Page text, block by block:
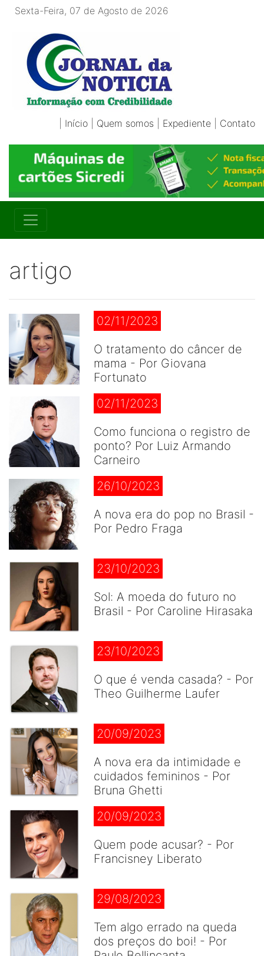
Sexta-Feira, 07 de Agosto de 2026
Início Quem somos Expediente Contato
artigo
02/11/2023
O tratamento do câncer de
mama - Por Giovana
Fortunato
02/11/2023
Como funciona o registro de
ponto? Por Luiz Armando
Carneiro
26/10/2023
A nova era do pop no Brasil -
Por Pedro Fraga
23/10/2023
Sol: A moeda do futuro no
Brasil - Por Caroline Hirasaka
23/10/2023
O que é venda casada? - Por
Theo Guilherme Laufer
20/09/2023
A nova era da intimidade e
cuidados femininos - Por
Bruna Ghetti
20/09/2023
Quem pode acusar? - Por
Francisney Liberato
29/08/2023
Tem algo errado na queda
dos preços do boi! - Por